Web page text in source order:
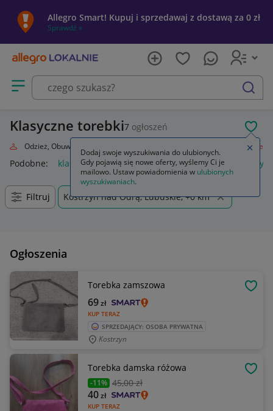
Allegro Smart! Kupuj i sprzedawaj z dostawą za 0 zł
Sprawdź »
Otwórz menu z kategoriami
szukaj
Klasyczne torebki7 ogłoszeń
Odzież, Obuwie, Dodatki Klasyczne
Podobne: klasyczne struny do gitary klasycznej lalki
Filtruj Kostrzyn nad Odrą, Lubuskie, +0 km
Ogłoszenia
Torebka zamszowa
KUP TERAZ
69zł
SPRZEDAJĄCY: OSOBA PRYWATNA
Kostrzyn
Torebka damska różowa
-11% 45,00 zł
KUP TERAZ
40zł
Dodaj swoje wyszukiwania do ulubionych.
Gdy pojawią się nowe oferty, wyślemy Ci je
mailowo. Ustaw powiadomienia w ulubionych
wyszukiwaniach.